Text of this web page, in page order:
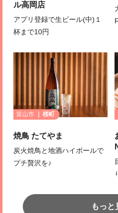
ル高岡店
アプリ登録で生ビール(中)１
杯まで10円
富山市 桜町
焼鳥 たてやま
炭火焼鳥と地酒ハイボールで
プチ贅沢を♪
もっと